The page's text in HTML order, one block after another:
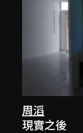
周滔
現實之後